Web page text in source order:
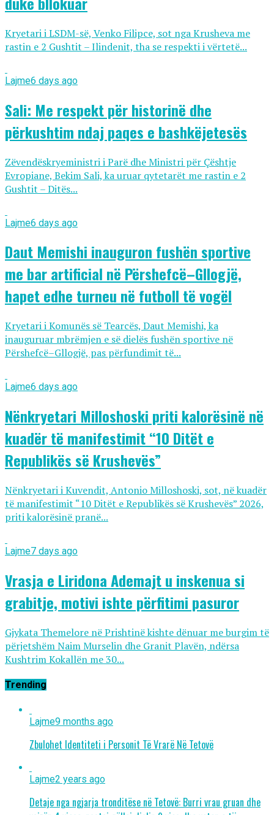
Kryetari i LSDM-së, Venko Filipce, sot nga Krusheva me
rastin e 2 Gushtit – Ilindenit, tha se respekti i vërtetë...
Lajme6 days ago
Sali: Me respekt për historinë dhe
përkushtim ndaj paqes e bashkëjetesës
Zëvendëskryeministri i Parë dhe Ministri për Çështje
Evropiane, Bekim Sali, ka uruar qytetarët me rastin e 2
Gushtit – Ditës...
Lajme6 days ago
Daut Memishi inauguron fushën sportive
me bar artificial në Përshefcë–Gllogjë,
hapet edhe turneu në futboll të vogël
Kryetari i Komunës së Tearcës, Daut Memishi, ka
inauguruar mbrëmjen e së dielës fushën sportive në
Përshefcë–Gllogjë, pas përfundimit të...
Lajme6 days ago
Nënkryetari Milloshoski priti kalorësinë në
kuadër të manifestimit “10 Ditët e
Republikës së Krushevës”
Nënkryetari i Kuvendit, Antonio Milloshoski, sot, në kuadër
të manifestimit “10 Ditët e Republikës së Krushevës” 2026,
priti kalorësinë pranë...
Lajme7 days ago
Vrasja e Liridona Ademajt u inskenua si
grabitje, motivi ishte përfitimi pasuror
Gjykata Themelore në Prishtinë kishte dënuar me burgim të
përjetshëm Naim Murselin dhe Granit Plavën, ndërsa
Kushtrim Kokallën me 30...
Trending
Lajme9 months ago
Zbulohet Identiteti i Personit Të Vrarë Në Tetovë
Lajme2 years ago
Detaje nga ngjarja tronditëse në Tetovë: Burri vrau gruan dhe